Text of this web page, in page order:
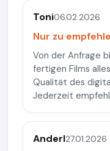
Toni06.02.2026
Nur zu
Von der Anfrage
fertigen Films
Qualität des
Jederzeit
Anderl27.01.2026